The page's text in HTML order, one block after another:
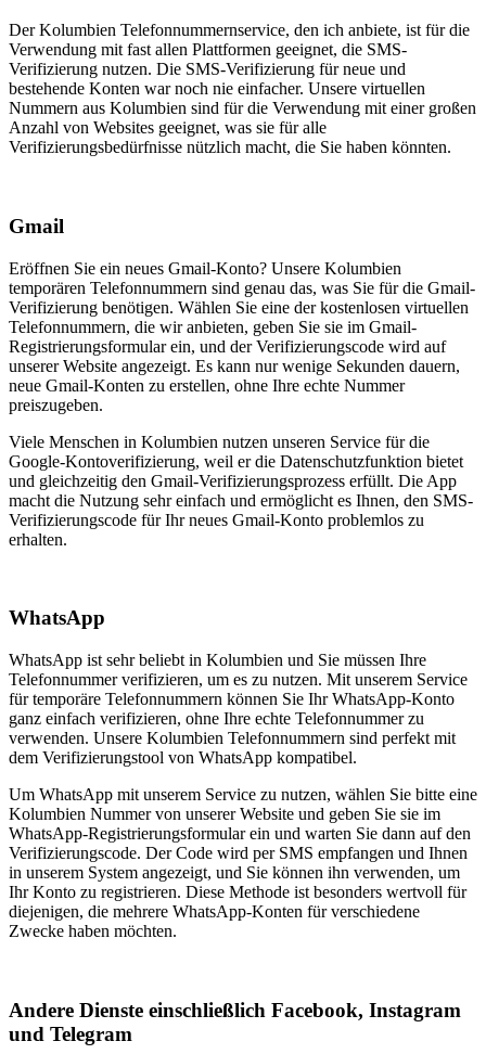
Der Kolumbien Telefonnummernservice, den ich anbiete, ist für die
Verwendung mit fast allen Plattformen geeignet, die SMS-
Verifizierung nutzen. Die SMS-Verifizierung für neue und
bestehende Konten war noch nie einfacher. Unsere virtuellen
Nummern aus Kolumbien sind für die Verwendung mit einer großen
Anzahl von Websites geeignet, was sie für alle
Verifizierungsbedürfnisse nützlich macht, die Sie haben könnten.
Gmail
Eröffnen Sie ein neues Gmail-Konto? Unsere Kolumbien
temporären Telefonnummern sind genau das, was Sie für die Gmail-
Verifizierung benötigen. Wählen Sie eine der kostenlosen virtuellen
Telefonnummern, die wir anbieten, geben Sie sie im Gmail-
Registrierungsformular ein, und der Verifizierungscode wird auf
unserer Website angezeigt. Es kann nur wenige Sekunden dauern,
neue Gmail-Konten zu erstellen, ohne Ihre echte Nummer
preiszugeben.
Viele Menschen in Kolumbien nutzen unseren Service für die
Google-Kontoverifizierung, weil er die Datenschutzfunktion bietet
und gleichzeitig den Gmail-Verifizierungsprozess erfüllt. Die App
macht die Nutzung sehr einfach und ermöglicht es Ihnen, den SMS-
Verifizierungscode für Ihr neues Gmail-Konto problemlos zu
erhalten.
WhatsApp
WhatsApp ist sehr beliebt in Kolumbien und Sie müssen Ihre
Telefonnummer verifizieren, um es zu nutzen. Mit unserem Service
für temporäre Telefonnummern können Sie Ihr WhatsApp-Konto
ganz einfach verifizieren, ohne Ihre echte Telefonnummer zu
verwenden. Unsere Kolumbien Telefonnummern sind perfekt mit
dem Verifizierungstool von WhatsApp kompatibel.
Um WhatsApp mit unserem Service zu nutzen, wählen Sie bitte eine
Kolumbien Nummer von unserer Website und geben Sie sie im
WhatsApp-Registrierungsformular ein und warten Sie dann auf den
Verifizierungscode. Der Code wird per SMS empfangen und Ihnen
in unserem System angezeigt, und Sie können ihn verwenden, um
Ihr Konto zu registrieren. Diese Methode ist besonders wertvoll für
diejenigen, die mehrere WhatsApp-Konten für verschiedene
Zwecke haben möchten.
Andere Dienste einschließlich Facebook, Instagram
und Telegram